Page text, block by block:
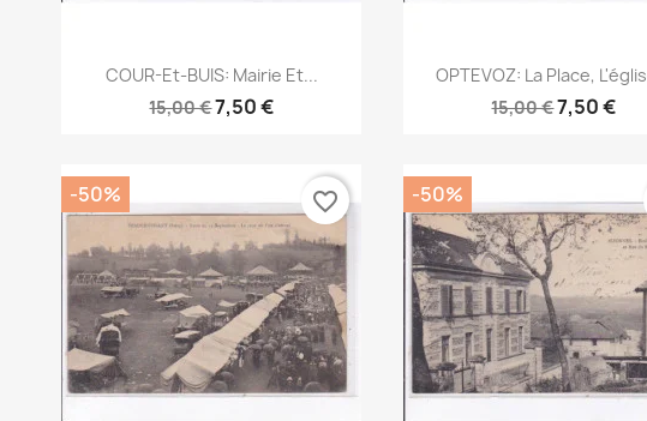
Aperçu rapide
COUR-Et-BUIS: Mairie Et...
15,00 €7,50 €
Aperçu rapide
OPTEVOZ: La Place,
15,00 €7,50 €
-50% favorite_border -50%